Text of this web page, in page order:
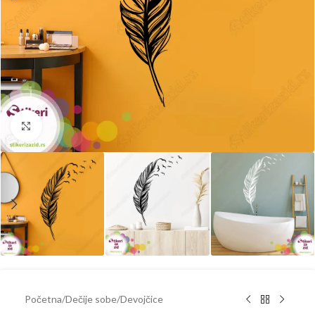
Kliknite za uvećanje
Početna/Dečije sobe/Devojčice